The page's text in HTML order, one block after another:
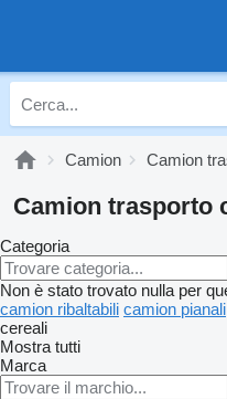
Camion Camion
Camion trasporto
Categoria
Non è stato trovato nulla per
camion ribaltabili camion pianali
cereali
Mostra tutti
Marca